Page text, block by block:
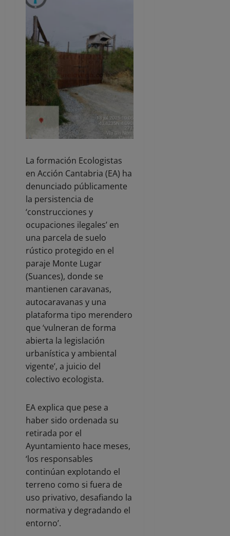
La formación Ecologistas
en Acción Cantabria (EA) ha
denunciado públicamente
la persistencia de
‘construcciones y
ocupaciones ilegales’ en
una parcela de suelo
rústico protegido en el
paraje Monte Lugar
(Suances), donde se
mantienen caravanas,
autocaravanas y una
plataforma tipo merendero
que ‘vulneran de forma
abierta la legislación
urbanística y ambiental
vigente’, a juicio del
colectivo ecologista.
EA explica que pese a
haber sido ordenada su
retirada por el
Ayuntamiento hace meses,
‘los responsables
continúan explotando el
terreno como si fuera de
uso privativo, desafiando la
normativa y degradando el
entorno’.